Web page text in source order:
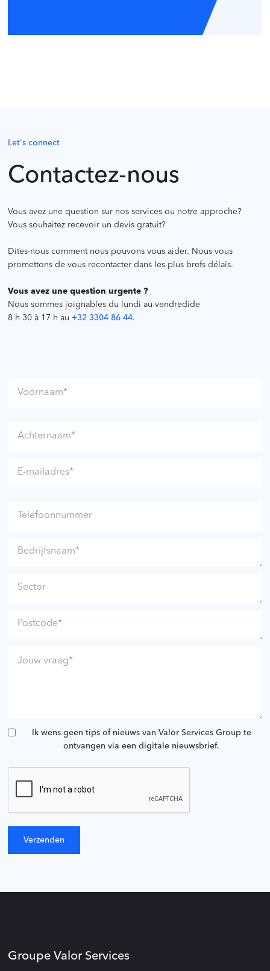
Let's connect
Contactez-nous
Vous avez une question sur nos services ou notre approche?
Vous souhaitez recevoir un devis gratuit?
Dites-nous comment nous pouvons vous aider. Nous vous
promettons de vous recontacter dans les plus brefs délais.
Vous avez une question urgente ?
Nous sommes joignables du lundi au vendredide
8 h 30 à 17 h au +32 3304 86 44.
Ik wens geen tips of nieuws van Valor Services Group te
ontvangen via een digitale nieuwsbrief.
Groupe Valor Services